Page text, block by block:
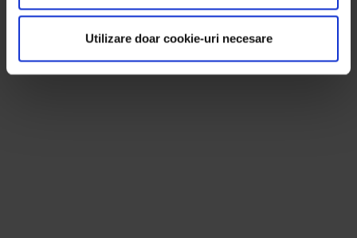
Utilizare doar cookie-uri necesare